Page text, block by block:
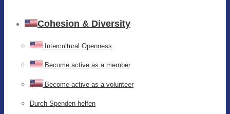
Cohesion & Diversity
Intercultural Openness
Become active as a member
Become active as a volunteer
Durch Spenden helfen